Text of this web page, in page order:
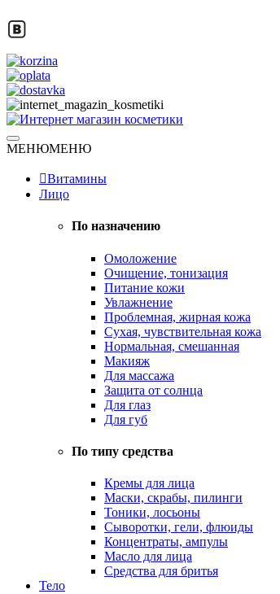
to
content
Интернет магазин косметики
Натуральная косметика
МЕНЮМЕНЮ
Витамины
Лицо
По назначению
Омоложение
Очищение, тонизация
Питание кожи
Увлажнение
Проблемная, жирная кожа
Сухая, чувствительная кожа
Нормальная, смешанная
Макияж
Для массажа
Защита от солнца
Для глаз
Для губ
По типу средства
Кремы для лица
Маски, скрабы, пилинги
Тоники, лосьоны
Сыворотки, гели, флюиды
Концентраты, ампулы
Масло для лица
Средства для бритья
Тело